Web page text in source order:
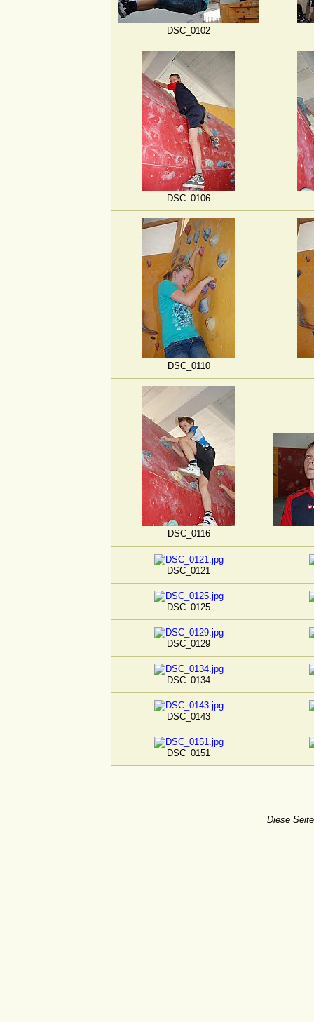
DSC_0102
DSC_0106
DSC_0110
DSC_0116
DSC_0121
DSC_0125
DSC_0129
DSC_0134
DSC_0143
DSC_0151
Diese